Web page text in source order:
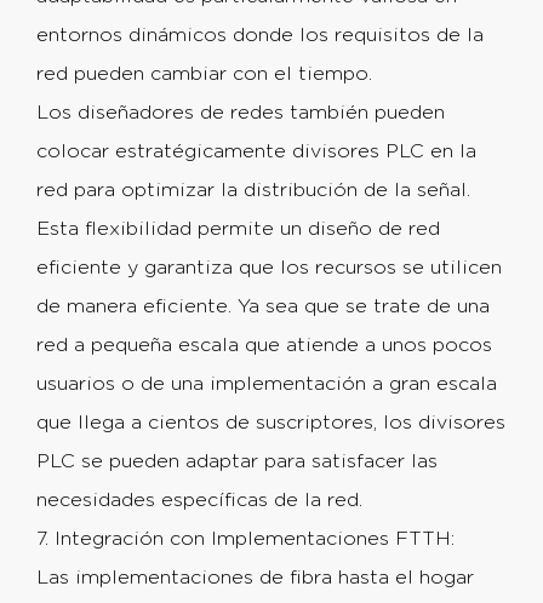
entornos dinámicos donde los requisitos de la
red pueden cambiar con el tiempo.
Los diseñadores de redes también pueden
colocar estratégicamente divisores PLC en la
red para optimizar la distribución de la señal.
Esta flexibilidad permite un diseño de red
eficiente y garantiza que los recursos se utilicen
de manera eficiente. Ya sea que se trate de una
red a pequeña escala que atiende a unos pocos
usuarios o de una implementación a gran escala
que llega a cientos de suscriptores, los divisores
PLC se pueden adaptar para satisfacer las
necesidades específicas de la red.
7. Integración con Implementaciones FTTH:
Las implementaciones de fibra hasta el hogar